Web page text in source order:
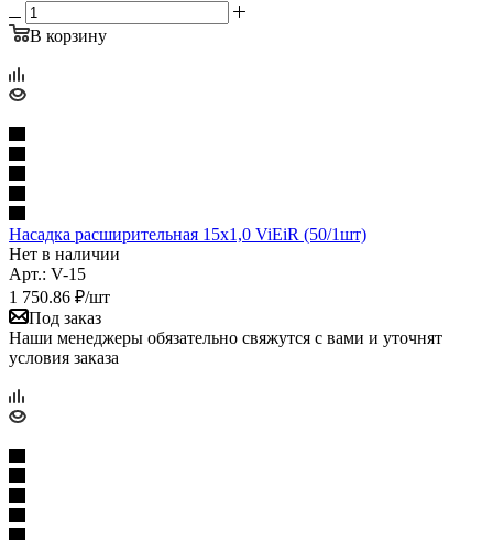
В корзину
Насадка расширительная 15х1,0 ViEiR (50/1шт)
Нет в наличии
Арт.: V-15
1 750.86 ₽/шт
Под заказ
Наши менеджеры обязательно свяжутся с вами и уточнят
условия заказа